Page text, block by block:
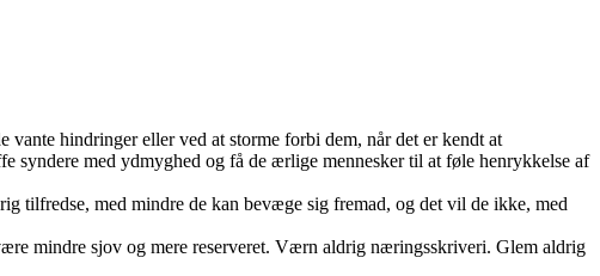
hindringer eller ved at storme forbi dem, når det er kendt at
syndere med ydmyghed og få de ærlige mennesker til at føle henrykkelse af
tilfredse, med mindre de kan bevæge sig fremad, og det vil de ikke, med
mindre sjov og mere reserveret. Værn aldrig næringsskriveri. Glem aldrig